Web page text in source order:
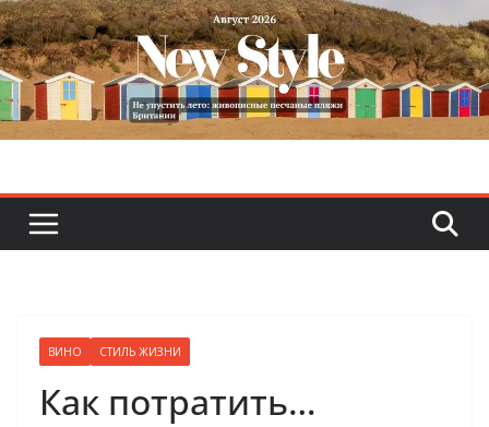
Skip
to
content
ВИНО СТИЛЬ ЖИЗНИ
Как потратить…